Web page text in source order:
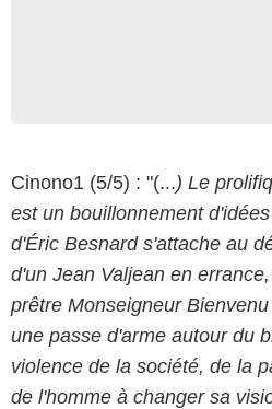
Cinono1 (5/5) : "(...) Le
est un bouillonnement
d'Éric Besnard s'attache au
d'un Jean Valjean en
prêtre Monseigneur
une passe d'arme autour du
violence de la société, de la
de l'homme à changer sa